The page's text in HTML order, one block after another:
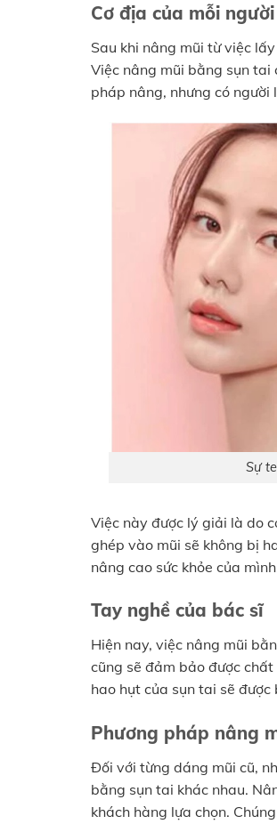
Cơ địa của mỗi người
Sau khi nâng mũi từ việc
Việc nâng mũi bằng sụn tai
pháp nâng, nhưng có
Sự
Việc này được lý giải là do
ghép vào mũi sẽ không bị
nâng cao sức khỏe của
Tay nghề của bác sĩ
Hiện nay, việc nâng mũi
cũng sẽ đảm bảo được
hao hụt của sụn tai sẽ
Phương pháp nâng
Đối với từng dáng mũi cũ,
bằng sụn tai khác nhau.
khách hàng lựa chọn.